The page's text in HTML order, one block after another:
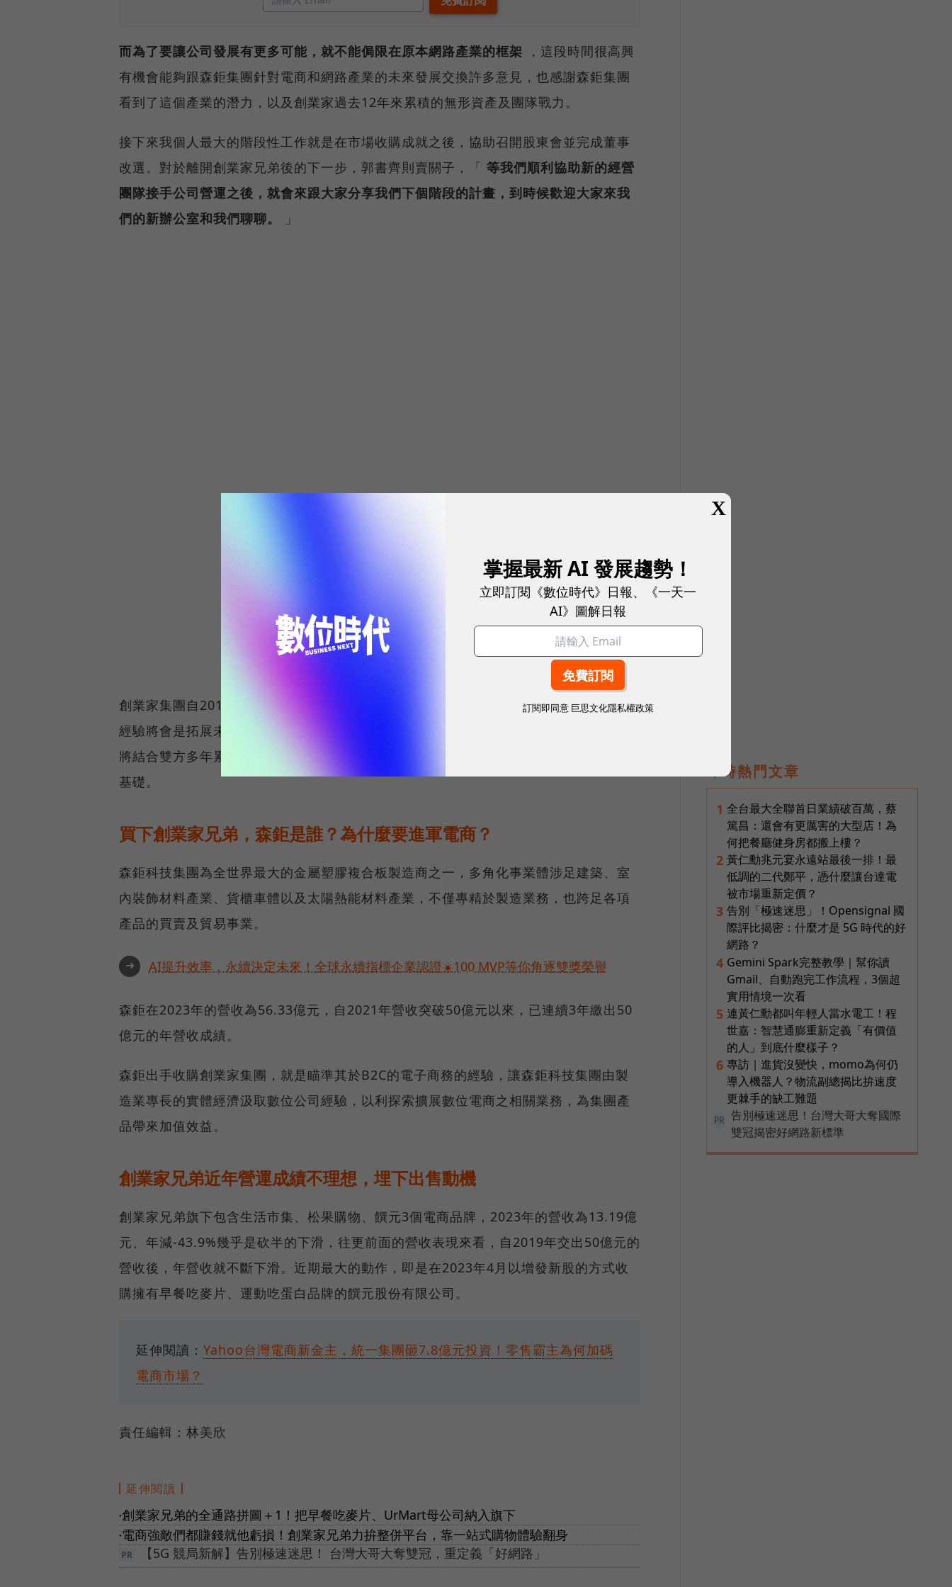
而為了要讓公司發展有更多可能，就不能侷限在原本網路產業的框架 ，這段時間很高興
有機會能夠跟森鉅集團針對電商和網路產業的未來發展交換許多意見，也感謝森鉅集團
看到了這個產業的潛力，以及創業家過去12年來累積的無形資產及團隊戰力。
接下來我個人最大的階段性工作就是在市場收購成就之後，協助召開股東會並完成董事
改選。對於離開創業家兄弟後的下一步，郭書齊則賣關子，「 等我們順利協助新的經營
團隊接手公司營運之後，就會來跟大家分享我們下個階段的計畫，到時候歡迎大家來我
們的新辦公室和我們聊聊。
」
創業家集團自2012年成立，已累積12年的消費數據與網路技術，過去累積的數據資料與
經驗將會是拓展未來營運的基礎，隨著數位轉型趨勢來臨，森鉅科技集團與創業家集團
將結合雙方多年累積之實踐經驗，同時運用跨產業的整合優勢，奠定未來多角化的經營
基礎。
買下創業家兄弟，森鉅是誰？為什麼要進軍電商？
森鉅科技集團為全世界最大的金屬塑膠複合板製造商之一，多角化事業體涉足建築、室
內裝飾材料產業、貨櫃車體以及太陽熱能材料產業，不僅專精於製造業務，也跨足各項
產品的買賣及貿易事業。
➜ AI提升效率，永續決定未來！全球永續指標企業認證☀️100 MVP等你角逐雙獎榮譽
森鉅在2023年的營收為56.33億元，自2021年營收突破50億元以來，已連續3年繳出50
億元的年營收成績。
森鉅出手收購創業家集團，就是瞄準其於B2C的電子商務的經驗，讓森鉅科技集團由製
造業專長的實體經濟汲取數位公司經驗，以利探索擴展數位電商之相關業務，為集團產
品帶來加值效益。
創業家兄弟近年營運成績不理想，埋下出售動機
創業家兄弟旗下包含生活市集、松果購物、饌元3個電商品牌，2023年的營收為13.19億
元、年減-43.9%幾乎是砍半的下滑，往更前面的營收表現來看，自2019年交出50億元的
營收後，年營收就不斷下滑。近期最大的動作，即是在2023年4月以增發新股的方式收
購擁有早餐吃麥片、運動吃蛋白品牌的饌元股份有限公司。
延伸閱讀： Yahoo台灣電商新金主，統一集團砸7.8億元投資！零售霸主為何加碼
電商市場？
責任編輯：林美欣
延伸閱讀
●創業家兄弟的全通路拼圖＋1！把早餐吃麥片、UrMart母公司納入旗下
● 電商強敵們都賺錢就他虧損！創業家兄弟力拚整併平台，靠一站式購物體驗翻身
【5G 競局新解】告別極速迷思！ 台灣大哥大奪雙冠，重定義「好網路」
即時熱門文章
1 全台最大全聯首日業績破百萬，蔡
篤昌：還會有更厲害的大型店！為
何把餐廳健身房都搬上樓？
2 黃仁勳兆元宴永遠站最後一排！最
低調的二代鄭平，憑什麼讓台達電
被市場重新定價？
3 告別「極速迷思」！Opensignal 國
際評比揭密：什麼才是 5G 時代的好
網路？
4 Gemini Spark完整教學｜幫你讀
Gmail、自動跑完工作流程，3個超
實用情境一次看
5 連黃仁勳都叫年輕人當水電工！程
世嘉：智慧通膨重新定義「有價值
的人」到底什麼樣子？
6 專訪｜進貨沒變快，momo為何仍
導入機器人？物流副總揭比拚速度
更棘手的缺工難題
PR
告別極速迷思！台灣大哥大奪國際
雙冠揭密好網路新標準
X
掌握最新 AI 發展趨勢！
立即訂閱《數位時代》日報、《一天一
AI》圖解日報
訂閱即同意 巨思文化隱私權政策